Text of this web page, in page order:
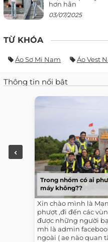
hơn hẳn
03/07/2025
TỪ KHÓA
Áo Sơ Mi Nam Áo Vest
Thông tin nổi bật
Trong nhóm có ai
máy không??
Xin chào mình là
phượt ,đi đến các
được những người
mh là admin
ngoài ( ae nào quan